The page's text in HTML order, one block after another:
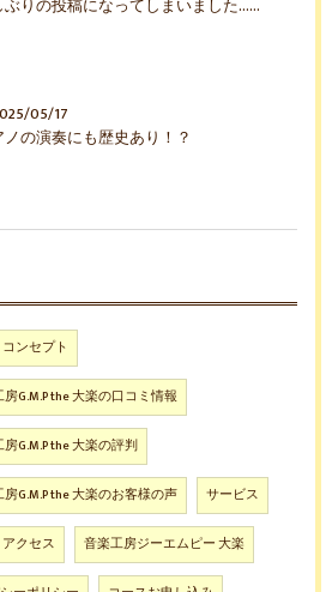
ぶりの投稿になってしまいました……
05/17
ノの演奏にも歴史あり！？
コンセプト
G.M.P the 大楽の口コミ情報
G.M.P the 大楽の評判
G.M.P the 大楽のお客様の声 サービス
アクセス 音楽工房ジーエムピー 大楽